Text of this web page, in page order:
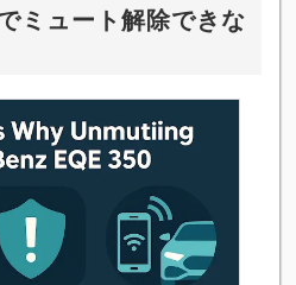
ミュート解除できな